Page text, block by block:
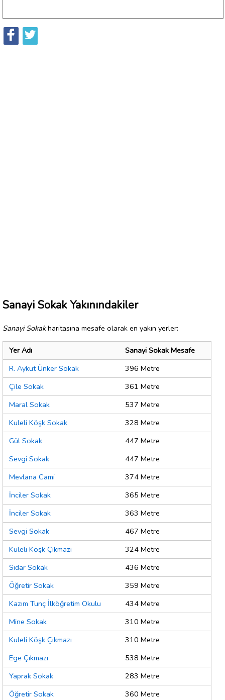
Sanayi Sokak Yakınındakiler
Sanayi Sokakharitasına mesafe olarak en yakın yerler:
Yer Adı
Sanayi Sokak Mesafe
R. Aykut Ünker Sokak
396 Metre
Çile Sokak
361 Metre
Maral Sokak
537 Metre
Kuleli Köşk Sokak
328 Metre
Gül Sokak
447 Metre
Sevgi Sokak
447 Metre
Mevlana Cami
374 Metre
İnciler Sokak
365 Metre
İnciler Sokak
363 Metre
Sevgi Sokak
467 Metre
Kuleli Köşk Çıkmazı
324 Metre
Sıdar Sokak
436 Metre
Öğretir Sokak
359 Metre
Kazım Tunç İlköğretim Okulu
434 Metre
Mine Sokak
310 Metre
Kuleli Köşk Çıkmazı
310 Metre
Ege Çıkmazı
538 Metre
Yaprak Sokak
283 Metre
Öğretir Sokak
360 Metre